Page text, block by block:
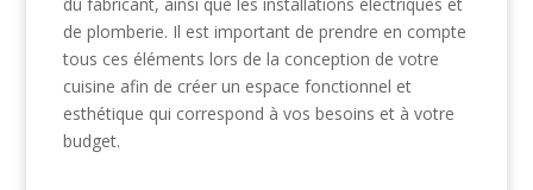
de plomberie. Il est important de prendre en compte
tous ces éléments lors de la conception de votre
cuisine afin de créer un espace fonctionnel et
esthétique qui correspond à vos besoins et à votre
budget.